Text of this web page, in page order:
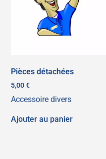
Pièces détachées
5,00€
Accessoire divers
Ajouter au panier